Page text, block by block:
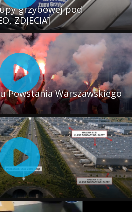
grzybowej pod
ZDJECIA]
Powstania Warszawskiego